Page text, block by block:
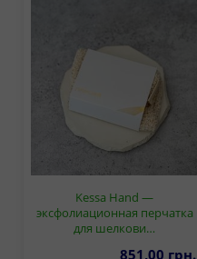
Kessa Hand —
эксфолиационная перчатка
для шелкови…
851,00 грн.